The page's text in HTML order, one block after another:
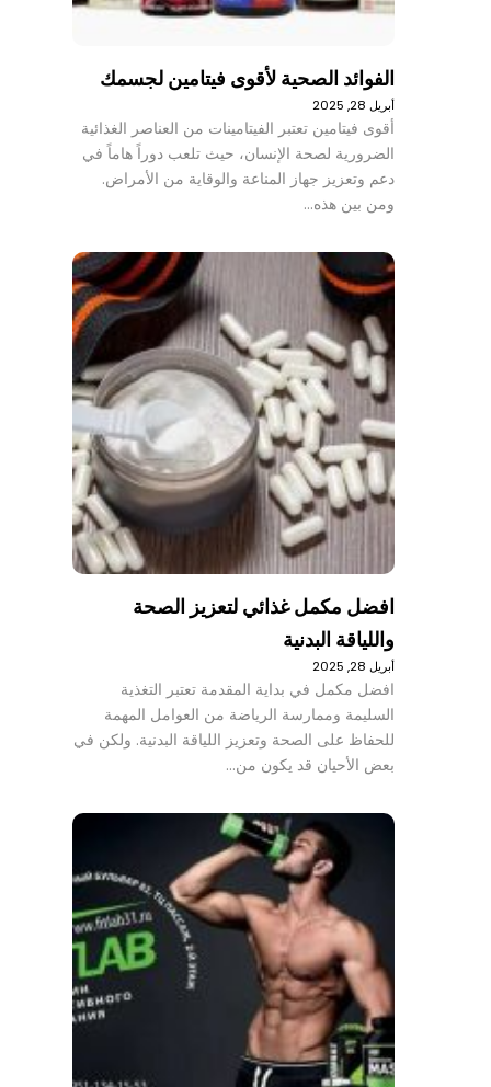
الفوائد الصحية لأقوى فيتامين لجسمك
أبريل 28, 2025
أقوى فيتامين تعتبر الفيتامينات من العناصر الغذائية
الضرورية لصحة الإنسان، حيث تلعب دوراً هاماً في
دعم وتعزيز جهاز المناعة والوقاية من الأمراض.
ومن بين هذه…
افضل مكمل غذائي لتعزيز الصحة
واللياقة البدنية
أبريل 28, 2025
افضل مكمل في بداية المقدمة تعتبر التغذية
السليمة وممارسة الرياضة من العوامل المهمة
للحفاظ على الصحة وتعزيز اللياقة البدنية. ولكن في
بعض الأحيان قد يكون من…